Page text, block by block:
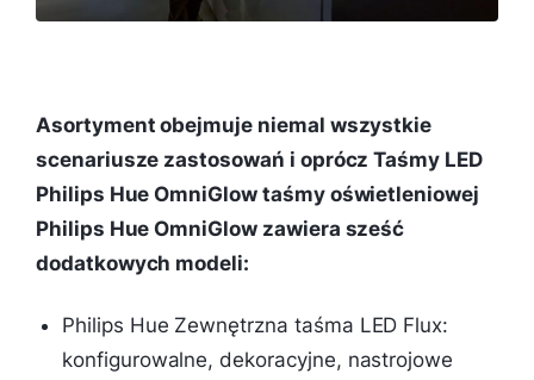
Asortyment obejmuje niemal wszystkie
scenariusze zastosowań i oprócz Taśmy LED
Philips Hue OmniGlow taśmy oświetleniowej
Philips Hue OmniGlow zawiera sześć
dodatkowych modeli:
Philips Hue Zewnętrzna taśma LED Flux:
konfigurowalne, dekoracyjne, nastrojowe